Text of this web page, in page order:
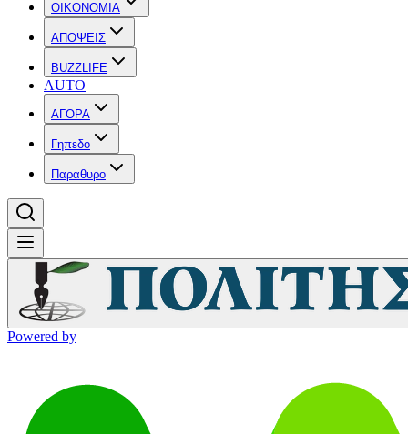
OIKONOMIA
ΑΠΟΨΕΙΣ
BUZZLIFE
AUTO
ΑΓΟΡΑ
Γηπεδο
Παραθυρο
Powered by